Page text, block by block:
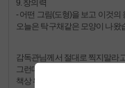
9. 창의력
- 어떤 그림(도형)을 보고 이것의
오늘은 탁구채같은 모양이 나왔
감독관님께서 절대로 찍지말라
그런데 찍을 시간도 없을거에요
책상 위에 컴싸와 수정테이프만